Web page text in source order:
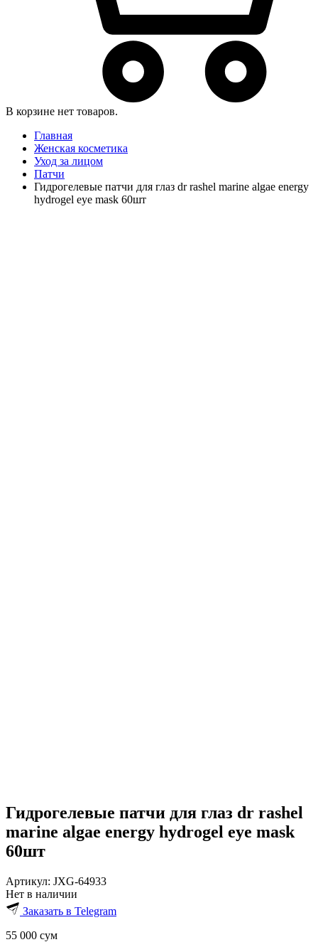
В корзине нет товаров.
Главная
Женская косметика
Уход за лицом
Патчи
Гидрогелевые патчи для глаз dr rashel marine algae energy
hydrogel eye mask 60шт
Гидрогелевые патчи для глаз dr rashel
marine algae energy hydrogel eye mask
60шт
Артикул: JXG-64933
Нет в наличии
Заказать в Telegram
55 000 сум